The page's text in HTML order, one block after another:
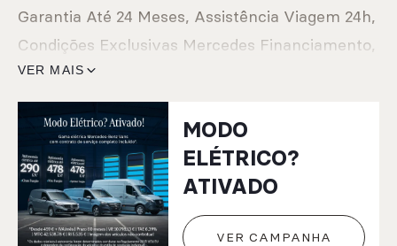
Garantia Até 24 Meses, Assistência Viagem 24h,
Condições Exclusivas Mercedes Financiamento,
Oferta Manutenção Programada, caso ocorra
até 6 Meses ou 7500 kms após Aquisição. Este
anúncio foi publicado por rotina informática,
todos os dados carecem de confirmação junto
do vendedor
VER MAIS
MODO
ELÉTRICO?
ATIVADO
VER CAMPANHA